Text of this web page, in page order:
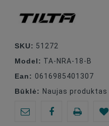
SKU: 51272
Model: TA-NRA-18-B
Ean: 0616985401307
Būklė: Naujas produktas